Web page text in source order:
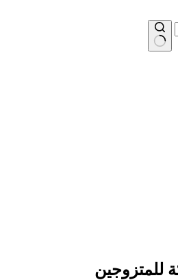
للمتزوجين